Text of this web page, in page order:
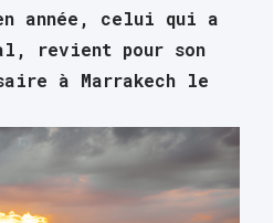
année, celui qui a
revient pour son
à Marrakech le